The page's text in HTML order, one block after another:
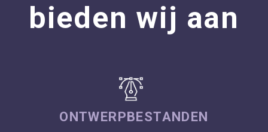
bieden wij aan
ONTWERPBESTANDEN